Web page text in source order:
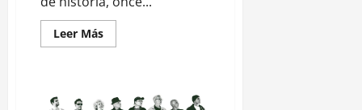
Leer Más